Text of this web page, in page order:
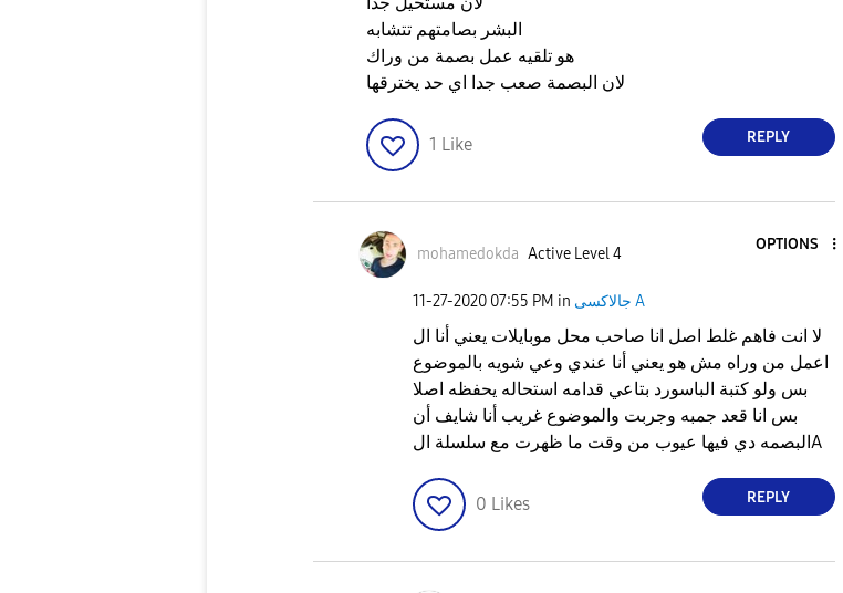
البشر بصامتهم تتشابه
هو تلقيه عمل بصمة من وراك
لان البصمة صعب جدا اي حد يخترقها
1 Like REPLY
mohamedokda Active Level 4
OPTIONS
‎11-27-2020 07:55 PM in جالاكسى A
لا انت فاهم غلط اصل انا صاحب محل موبايلات يعني أنا ال
اعمل من وراه مش هو يعني أنا عندي وعي شويه بالموضوع
بس ولو كتبة الباسورد بتاعي قدامه استحاله يحفظه اصلا
بس انا قعد جمبه وجربت والموضوع غريب أنا شايف أن
البصمه دي فيها عيوب من وقت ما ظهرت مع سلسلة الA
0 Likes REPLY